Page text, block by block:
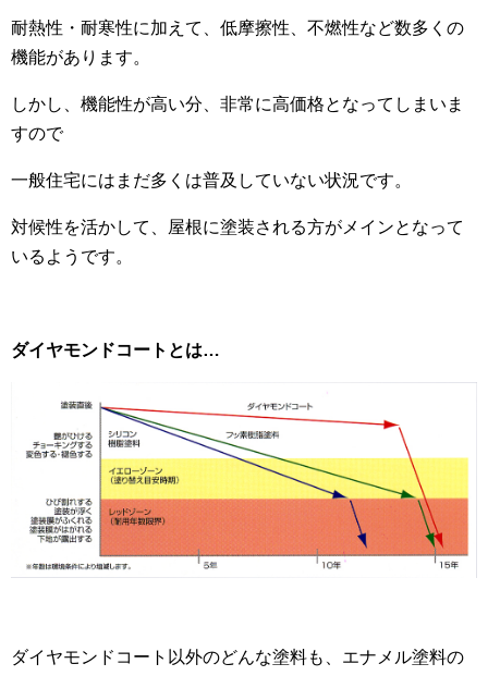
耐熱性・耐寒性に加えて、低摩擦性、不燃性など数多くの
機能があります。
しかし、機能性が高い分、非常に高価格となってしまいま
すので
一般住宅にはまだ多くは普及していない状況です。
対候性を活かして、屋根に塗装される方がメインとなって
いるようです。
ダイヤモンドコートとは…
ダイヤモンドコート以外のどんな塗料も、エナメル塗料の